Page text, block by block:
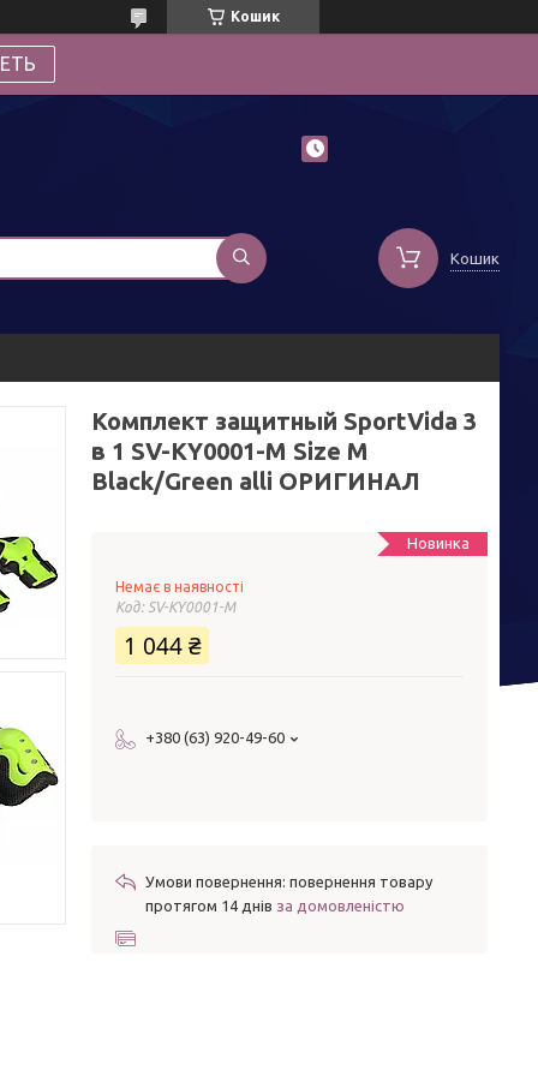
Кошик
Кошик
Комплект защитный SportVida 3
в 1 SV-KY0001-M Size M
Black/Green alli ОРИГИНАЛ
Новинка
Немає в наявності
Код: SV-KY0001-M
1 044 ₴
+380 (63) 920-49-60
повернення товару
протягом 14 днів за домовленістю